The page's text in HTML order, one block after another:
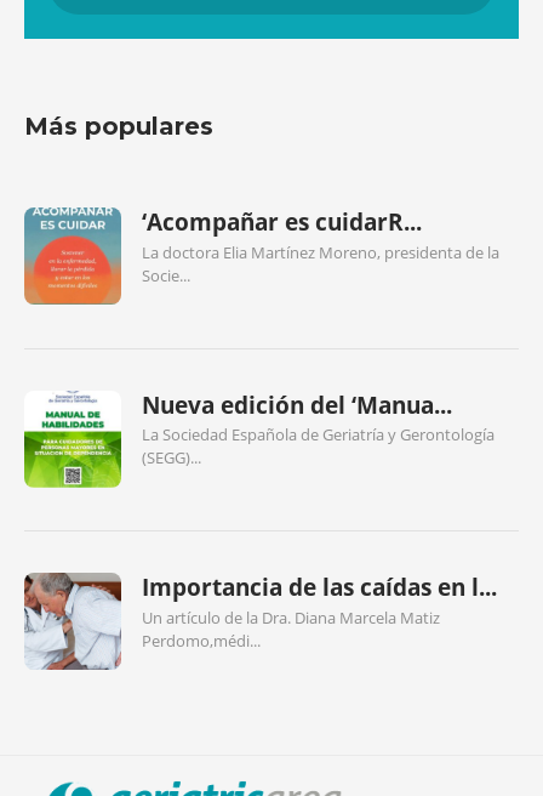
Más populares
‘Acompañar es cuidarR...
La doctora Elia Martínez Moreno, presidenta de la
Socie...
Nueva edición del ‘Manua...
La Sociedad Española de Geriatría y Gerontología
(SEGG)...
Importancia de las caídas en l...
Un artículo de la Dra. Diana Marcela Matiz
Perdomo,médi...